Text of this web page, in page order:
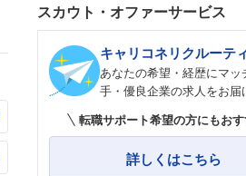
スカウト・オファーサービス
キャリコネリクルーテ
あなたの希望・経歴にマッ
手・優良企業の求人をお届
転職サポート希望の方にもお
詳しくはこちら